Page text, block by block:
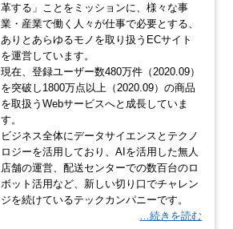
革する」ことをミッションに、様々な事
業・産業で働く人々が仕事で必要とする、
ありとあらゆるモノを取り扱うECサイト
を運営しています。
現在、登録ユーザー数480万件（2020.09）
を突破し1800万点以上（2020.09）の商品
を取扱うWebサービスへと成長していま
す。
ビジネス全体にデータサイエンスとテクノ
ロジーを活用しており、AIを活用した無人
店舗の運営、配送センターでの数百台のロ
ボット活用など、新しい切り口でチャレン
ジを続けているテックカンパニーです。
…続きを読む